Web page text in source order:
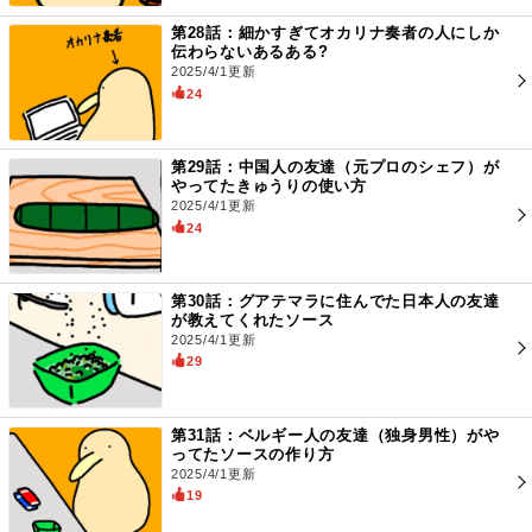
第28話：細かすぎてオカリナ奏者の人にしか
伝わらないあるある?
2025/4/1更新
24
第29話：中国人の友達（元プロのシェフ）が
やってたきゅうりの使い方
2025/4/1更新
24
第30話：グアテマラに住んでた日本人の友達
が教えてくれたソース
2025/4/1更新
29
第31話：ベルギー人の友達（独身男性）がや
ってたソースの作り方
2025/4/1更新
19